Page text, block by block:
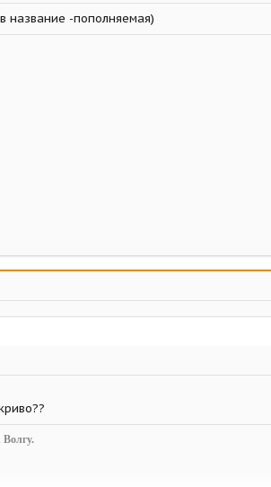
название -пополняемая)